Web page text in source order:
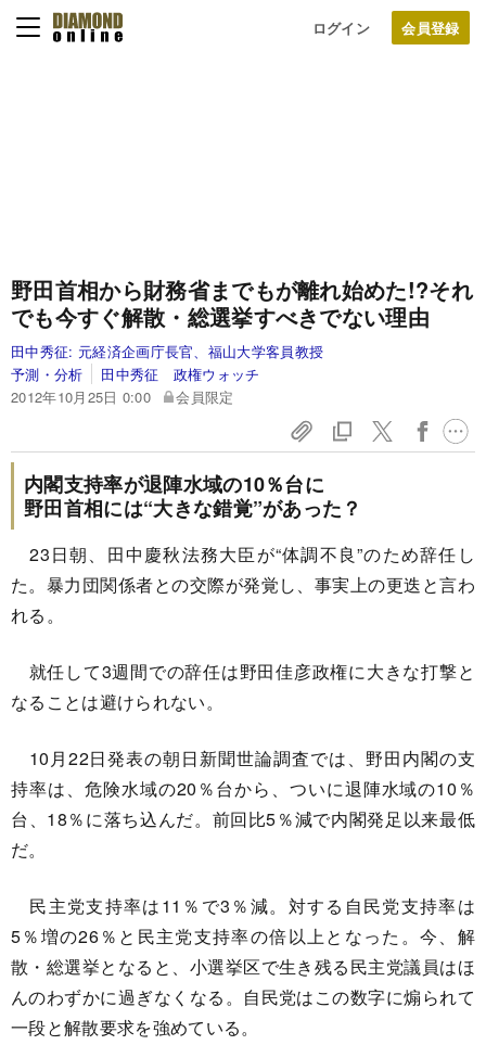
ログイン
野田首相から財務省までもが離れ始めた!?それ
でも今すぐ解散・総選挙すべきでない理由
田中秀征: 元経済企画庁長官、福山大学客員教授
予測・分析
田中秀征 政権ウォッチ
2012年10月25日 0:00
会員限定
内閣支持率が退陣水域の10％台に
野田首相には“大きな錯覚”があった？
23日朝、田中慶秋法務大臣が“体調不良”のため辞任し
た。暴力団関係者との交際が発覚し、事実上の更迭と言わ
れる。
就任して3週間での辞任は野田佳彦政権に大きな打撃と
なることは避けられない。
10月22日発表の朝日新聞世論調査では、野田内閣の支
持率は、危険水域の20％台から、ついに退陣水域の10％
台、18％に落ち込んだ。前回比5％減で内閣発足以来最低
だ。
民主党支持率は11％で3％減。対する自民党支持率は
5％増の26％と民主党支持率の倍以上となった。今、解
散・総選挙となると、小選挙区で生き残る民主党議員はほ
んのわずかに過ぎなくなる。自民党はこの数字に煽られて
一段と解散要求を強めている。